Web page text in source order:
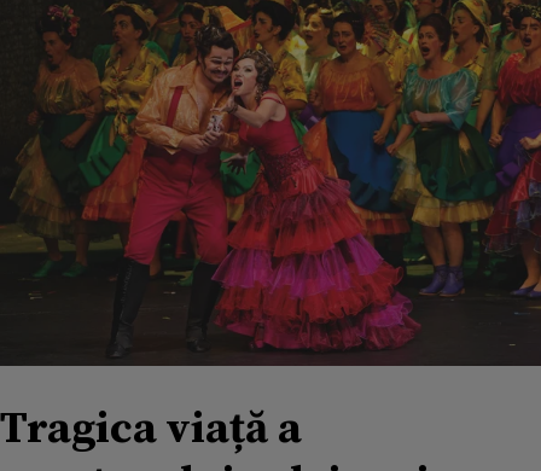
Tragica viață a